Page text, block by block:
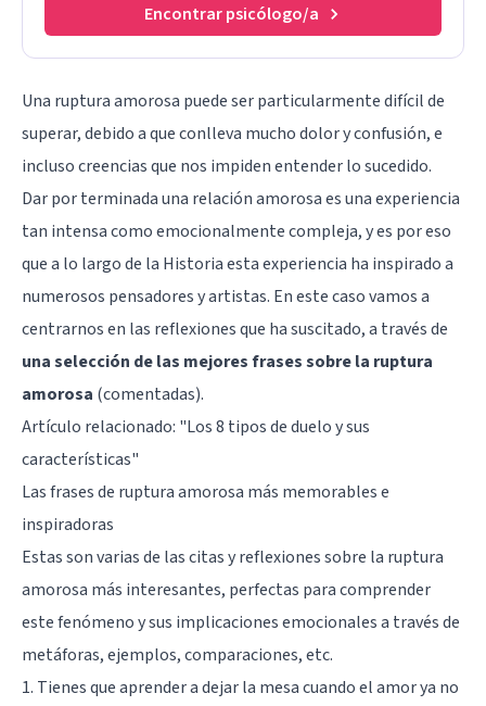
Encontrar psicólogo/a
Una ruptura amorosa puede ser particularmente difícil de
superar, debido a que conlleva mucho dolor y confusión, e
incluso creencias que nos impiden entender lo sucedido.
Dar por terminada una relación amorosa es una experiencia
tan intensa como emocionalmente compleja, y es por eso
que a lo largo de la Historia esta experiencia ha inspirado a
numerosos pensadores y artistas. En este caso vamos a
centrarnos en las reflexiones que ha suscitado, a través de
una selección de las mejores frases sobre la ruptura
amorosa (comentadas).
Artículo relacionado: "Los 8 tipos de duelo y sus
características"
Las frases de ruptura amorosa más memorables e
inspiradoras
Estas son varias de las citas y reflexiones sobre la ruptura
amorosa más interesantes, perfectas para comprender
este fenómeno y sus implicaciones emocionales a través de
metáforas, ejemplos, comparaciones, etc.
1. Tienes que aprender a dejar la mesa cuando el amor ya no